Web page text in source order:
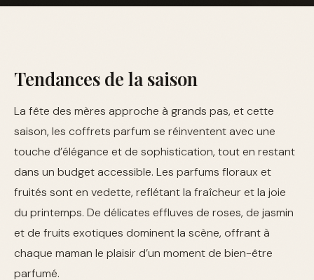
Tendances de la saison
La fête des mères approche à grands pas, et cette
saison, les coffrets parfum se réinventent avec une
touche d’élégance et de sophistication, tout en restant
dans un budget accessible. Les parfums floraux et
fruités sont en vedette, reflétant la fraîcheur et la joie
du printemps. De délicates effluves de roses, de jasmin
et de fruits exotiques dominent la scène, offrant à
chaque maman le plaisir d’un moment de bien-être
parfumé.